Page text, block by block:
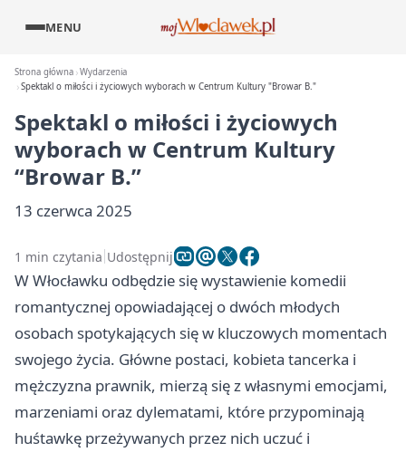
MENU
Strona główna Wydarzenia
Spektakl o miłości i życiowych wyborach w Centrum Kultury "Browar B."
Spektakl o miłości i życiowych
wyborach w Centrum Kultury
“Browar B.”
13 czerwca 2025
1 min czytania Udostępnij
W Włocławku odbędzie się wystawienie komedii
romantycznej opowiadającej o dwóch młodych
osobach spotykających się w kluczowych momentach
swojego życia. Główne postaci, kobieta tancerka i
mężczyzna prawnik, mierzą się z własnymi emocjami,
marzeniami oraz dylematami, które przypominają
huśtawkę przeżywanych przez nich uczuć i